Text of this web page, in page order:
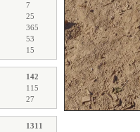
7
25
365
53
15
142
115
27
1311